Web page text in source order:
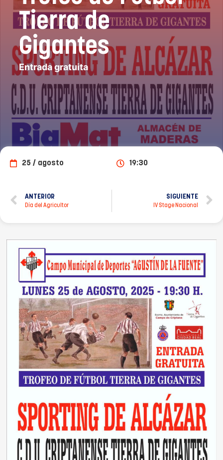
Tierra de
Gigantes
Entrada gratuita
25 / agosto 19:30
ANTERIOR
Día del Agricultor
SIGUIENTE
IV Stage Nacional